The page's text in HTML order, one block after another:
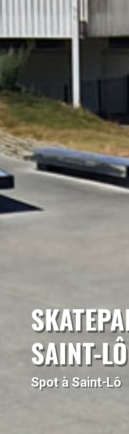
SAINT-LÔ
Spot à Saint-Lô